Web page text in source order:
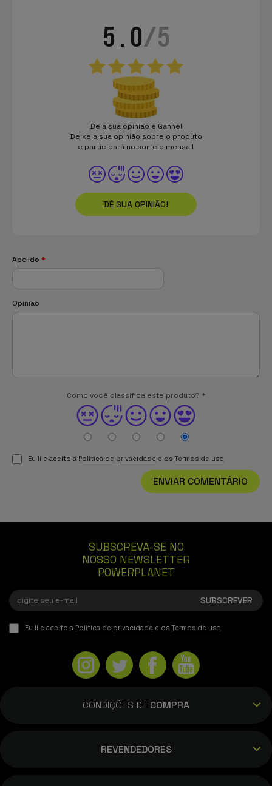
5.0/5
Dê a sua opinião e Ganhe!
Deixe a sua opinião sobre o produto
e participará no sorteio mensal!
DÊ SUA OPINIÃO!
Apelido *
Opinião
Como você classifica este produto? *
Eu li e aceito a Política de privacidade e os Termos de uso
ENVIAR COMENTÁRIO
SUBSCREVA-SE NO
NOSSO NEWSLETTER
POWERPLANET
Eu li e aceito a Política de privacidade e os Termos de uso
CONDIÇÕES DE COMPRA
REVENDEDORES